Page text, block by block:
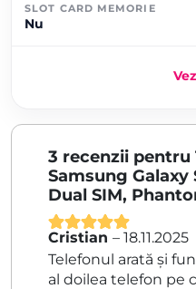
SLOT CARD MEMORIE
Nu
3 recenzii pentru
Samsung Galaxy
Dual SIM,
Evaluat la
5
din 5
Cristian – 18.11.2025
Telefonul arată și
al doilea telefon pe